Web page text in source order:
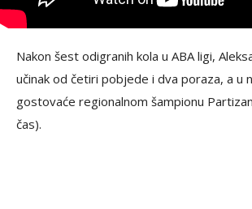
Nakon šest odigranih kola u ABA ligi,
učinak od četiri pobjede i dva poraza, a u
gostovaće regionalnom šampionu
čas).